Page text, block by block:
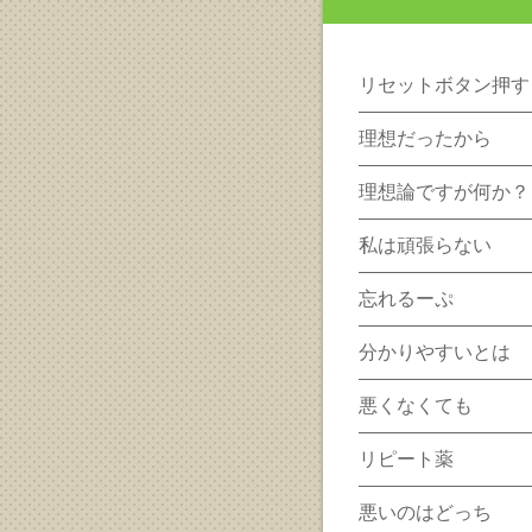
リセットボタン押
理想だったから
理想論ですが何か？
私は頑張らない
忘れるーぷ
分かりやすいとは
悪くなくても
リピート薬
悪いのはどっち